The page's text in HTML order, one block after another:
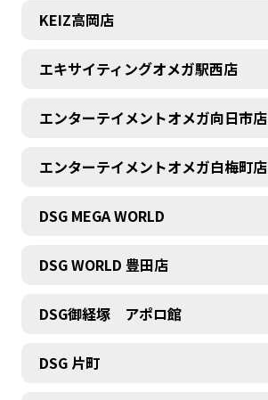
KEIZ高岡店
エキサイティングオメガ駅西店
エンターテイメントオメガ向日市店
エンターテイメントオメガ白梅町店
DSG MEGA WORLD
DSG WORLD 豊田店
DSG御経塚 アポロ館
DSG 片町